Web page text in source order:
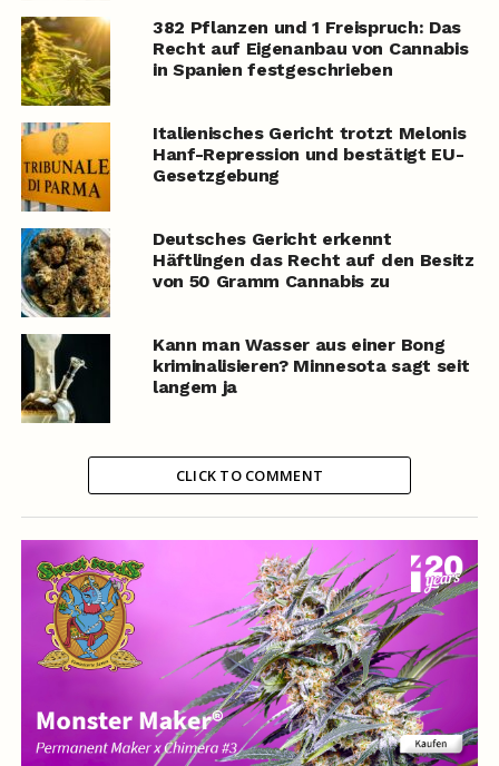
382 Pflanzen und 1 Freispruch: Das
Recht auf Eigenanbau von Cannabis
in Spanien festgeschrieben
Italienisches Gericht trotzt Melonis
Hanf-Repression und bestätigt EU-
Gesetzgebung
Deutsches Gericht erkennt
Häftlingen das Recht auf den Besitz
von 50 Gramm Cannabis zu
Kann man Wasser aus einer Bong
kriminalisieren? Minnesota sagt seit
langem ja
CLICK TO COMMENT